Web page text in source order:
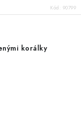
Kód: 90799
korálky